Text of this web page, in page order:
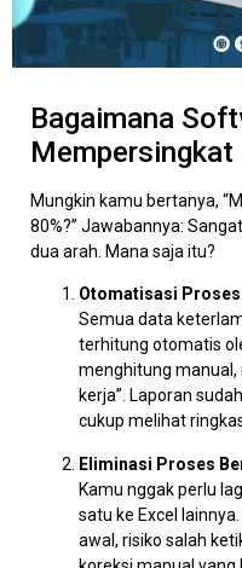
Bagaimana
Mempersingkat
Mungkin kamu bertanya,
80%?” Jawabannya:
dua arah. Mana saja itu?
Otomatisasi Proses
Semua data
terhitung otomatis
menghitung manual,
kerja”. Laporan
cukup melihat
Eliminasi Proses
Kamu nggak perlu
satu ke Excel
awal, risiko salah